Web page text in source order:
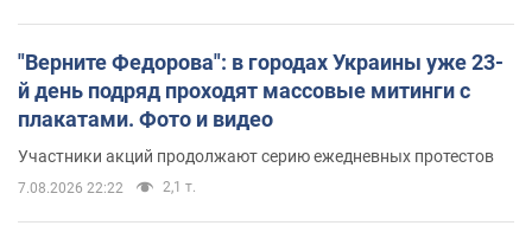
"Верните Федорова": в городах Украины уже 23-
й день подряд проходят массовые митинги с
плакатами. Фото и видео
Участники акций продолжают серию ежедневных протестов
7.08.2026 22:22 2,1 т.